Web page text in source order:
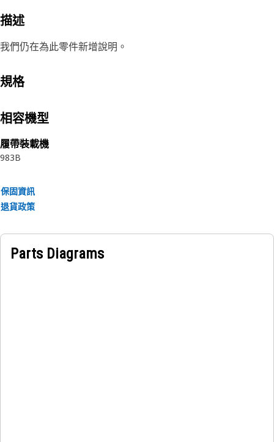
描述
我們仍在為此零件新增說明。
規格
相容機型
履帶裝載機
983B
保固資訊
退貨政策
Parts Diagrams